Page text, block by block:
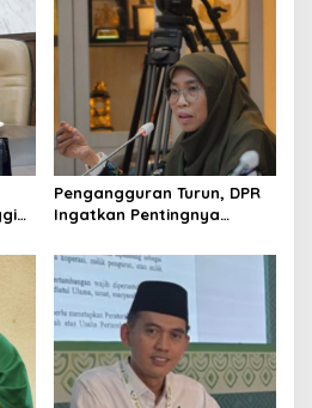
Pengangguran Turun, DPR
Ingatkan Pentingnya
yang Layak